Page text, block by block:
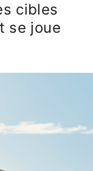
cibles
se joue